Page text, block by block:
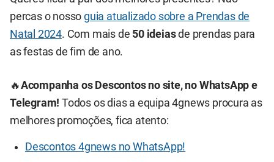
percas o nossoguia atualizado sobre a Prendas de
Natal 2024. Com mais de 50 ideiasde prendas para
as festas de fim de ano.
🔥Acompanha os Descontos no site, no WhatsApp e
Telegram! Todos os dias a equipa 4gnews procura as
melhores promoções, fica atento:
Descontos 4gnews no WhatsApp!